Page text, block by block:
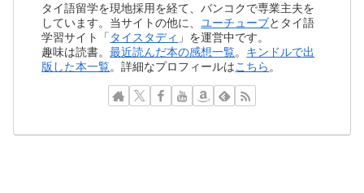
タイ語留学を現地採用を経て、バンコクで専業主夫を
しています。当サイトの他に、 ユーチューブとタイ語
学習サイト「 タイスタディ 」を運営中です。
趣味は読書。最近読んだ本の感想一覧。 キンドルで出
版した本一覧。詳細なプロフィールはこちら 。